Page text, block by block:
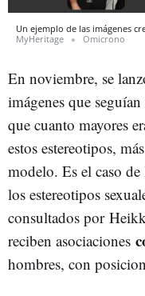
Un ejemplo de las imágenes
MyHeritage
Omicrono
En noviembre, se
imágenes que
que cuanto mayores
estos estereotipos,
modelo. Es el caso
los estereotipos
consultados por
reciben asociaciones
hombres, con